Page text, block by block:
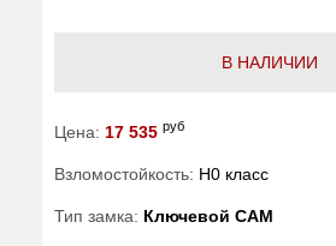
В НАЛИЧИИ
Цена: 17 535 руб
Взломостойкость: H0 класс
Тип замка: Ключевой САМ